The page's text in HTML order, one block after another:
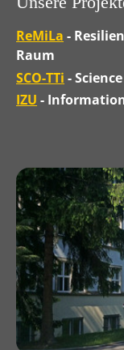
ReMiLa -
Raum
SCO-TTi -
IZU -